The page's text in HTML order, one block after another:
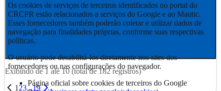
Exibindo de1 até10(total de182registros)
123...19
Os cookies de serviços de terceiros identificados no portal do
CRCPR estão relacionados a serviços do Google e ao Mautic.
Esses fornecedores também poderão coletar e utilizar dados de
navegação para finalidades próprias, conforme suas respectivas
políticas.
O usuário pode desabilitá-los diretamente nos sites dos
fornecedores ou nas configurações do navegador.
Página oficial sobre cookies de terceiros do Google